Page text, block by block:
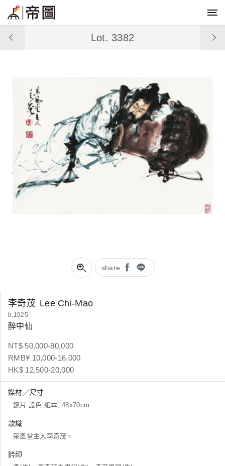
share
Lot. 3382
李奇茂 Lee Chi-Mao
b.1925
醉中仙
NT$ 50,000-80,000
RMB¥ 10,000-16,000
HK$ 12,500-20,000
媒材／尺寸
鏡片 設色 紙本, 48x70cm
款識
采風堂主人李奇茂。
鈐印